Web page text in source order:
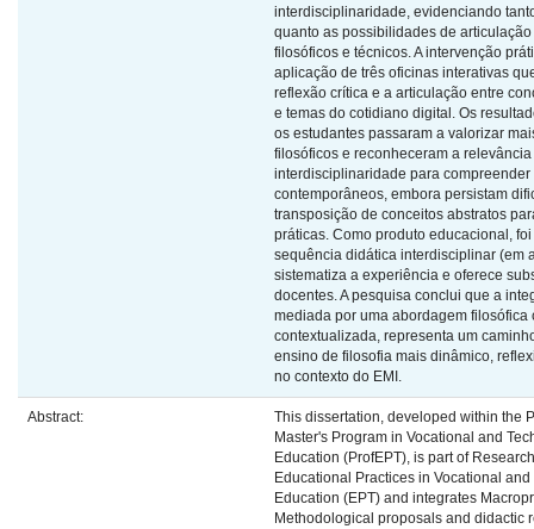
interdisciplinaridade, evidenciando
quanto as possibilidades de
filosóficos e técnicos. A intervenção
aplicação de três oficinas interativas
reflexão crítica e a articulação entre
e temas do cotidiano digital. Os
os estudantes passaram a valorizar
filosóficos e reconheceram a
interdisciplinaridade para compreender
contemporâneos, embora persistam
transposição de conceitos abstratos
práticas. Como produto educacional,
sequência didática interdisciplinar (em
sistematiza a experiência e oferece
docentes. A pesquisa conclui que a
mediada por uma abordagem filosófica
contextualizada, representa um
ensino de filosofia mais dinâmico,
no contexto do EMI.
Abstract:
This dissertation, developed within the
Master's Program in Vocational and
Education (ProfEPT), is part of
Educational Practices in Vocational
Education (EPT) and integrates
Methodological proposals and didactic